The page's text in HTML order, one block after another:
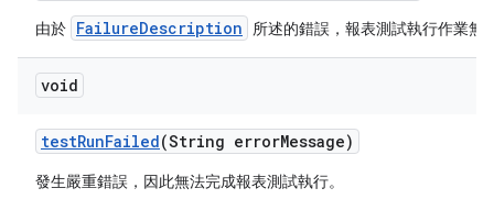
由於 FailureDescription 所述的錯誤，報表測試執行作業無
void
testRunFailed(String errorMessage)
發生嚴重錯誤，因此無法完成報表測試執行。